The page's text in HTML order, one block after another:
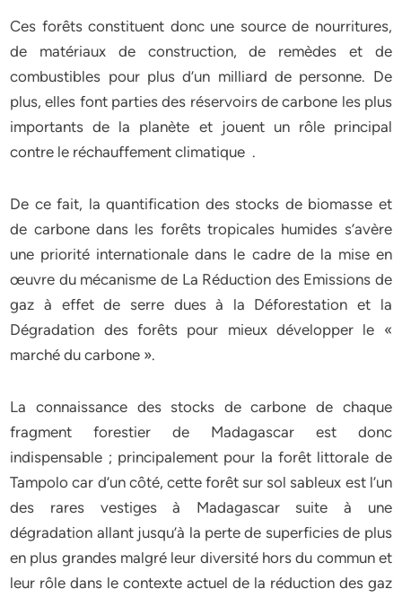
Ces forêts constituent donc une source de nourritures,
de matériaux de construction, de remèdes et de
combustibles pour plus d’un milliard de personne. De
plus, elles font parties des réservoirs de carbone les plus
importants de la planète et jouent un rôle principal
contre le réchauffement climatique .
De ce fait, la quantification des stocks de biomasse et
de carbone dans les forêts tropicales humides s’avère
une priorité internationale dans le cadre de la mise en
œuvre du mécanisme de La Réduction des Emissions de
gaz à effet de serre dues à la Déforestation et la
Dégradation des forêts pour mieux développer le «
marché du carbone ».
La connaissance des stocks de carbone de chaque
fragment forestier de Madagascar est donc
indispensable ; principalement pour la forêt littorale de
Tampolo car d’un côté, cette forêt sur sol sableux est l’un
des rares vestiges à Madagascar suite à une
dégradation allant jusqu’à la perte de superficies de plus
en plus grandes malgré leur diversité hors du commun et
leur rôle dans le contexte actuel de la réduction des gaz